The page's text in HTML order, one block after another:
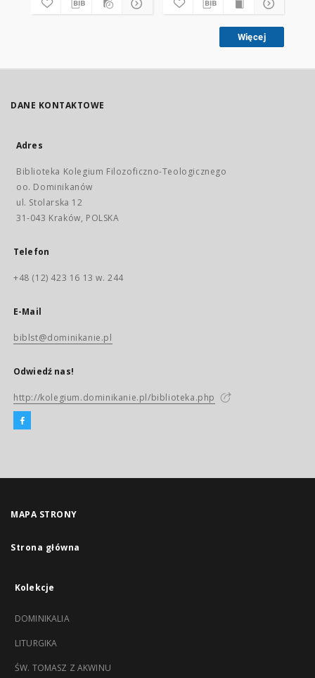
Więcej
DANE KONTAKTOWE
Adres
Biblioteka Kolegium Filozoficzno-Teologicznego
oo. Dominikanów
ul. Stolarska 12
31-043 Kraków, POLSKA
Telefon
+48 (12) 423 16 13 w. 244
E-Mail
biblst@dominikanie.pl
Odwiedź nas!
http://kolegium.dominikanie.pl/biblioteka.php
MAPA STRONY
Strona główna
Kolekcje
DOMINIKALIA
LITURGIKA
ŚW. TOMASZ Z AKWINU